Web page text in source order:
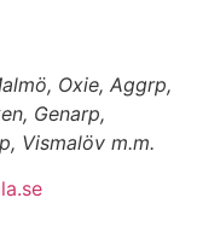
Oxie, Aggrp,
Genarp,
Vismalöv m.m.